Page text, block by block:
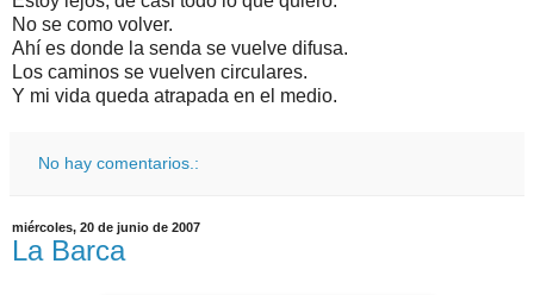
No se como volver.
Ahí es donde la senda se vuelve difusa.
Los caminos se vuelven circulares.
Y mi vida queda atrapada en el medio.
No hay comentarios.:
miércoles, 20 de junio de 2007
La Barca